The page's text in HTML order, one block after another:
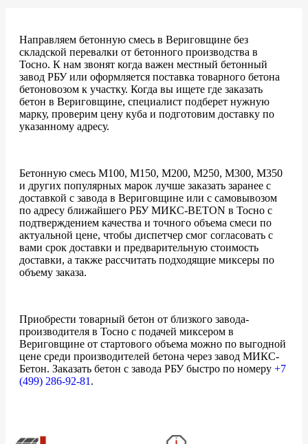
Направляем бетонную смесь в Вериговщине без
складской перевалки от бетонного производства в
Тосно. К нам звонят когда важен местный бетонный
завод РБУ или оформляется поставка товарного бетона
бетоновозом к участку. Когда вы ищете где заказать
бетон в Вериговщине, специалист подберет нужную
марку, проверим цену куба и подготовим доставку по
указанному адресу.
Бетонную смесь М100, М150, М200, М250, М300, М350
и других популярных марок лучше заказать заранее с
доставкой с завода в Вериговщине или с самовывозом
по адресу ближайшего РБУ МИКС-BETON в Тосно с
подтверждением качества и точного объема смеси по
актуальной цене, чтобы диспетчер смог согласовать с
вами срок доставки и предварительную стоимость
доставки, а также рассчитать подходящие миксеры по
объему заказа.
Приобрести товарный бетон от близкого завода-
производителя в Тосно с подачей миксером в
Вериговщине от стартового объема можно по выгодной
цене среди производителей бетона через завод МИКС-
Бетон. Заказать бетон с завода РБУ быстро по номеру +7
(499) 286-92-81 .